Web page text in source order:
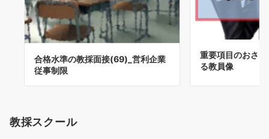
合格水準の教採面接(69)_営利企業
従事制限
重要項目のおさ
る教員像
教採スクール